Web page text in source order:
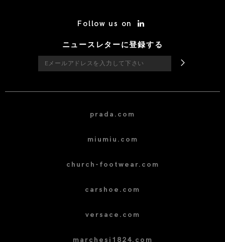
Follow us on
ニュースレターに登録する
prada.com
miumiu.com
church-footwear.com
carshoe.com
versace.com
marchesi1824.com